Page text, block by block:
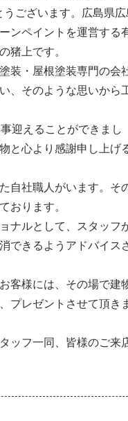
ございます。広島県広
ンペイントを運営する
猪上です。
装・屋根塗装専門の会
、そのような思いから
迎えることができまし
と心より感謝申し上げ
自社職人がいます。そ
おります。
ナルとして、スタッフ
できるようアドバイス
客様には、その場で建
プレゼントさせて頂き
ッフ一同、皆様のご来